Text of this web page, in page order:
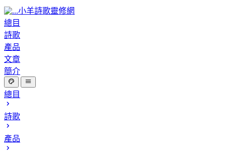
小羊詩歌靈修網
總目
詩歌
產品
文章
簡介
總目
詩歌
產品